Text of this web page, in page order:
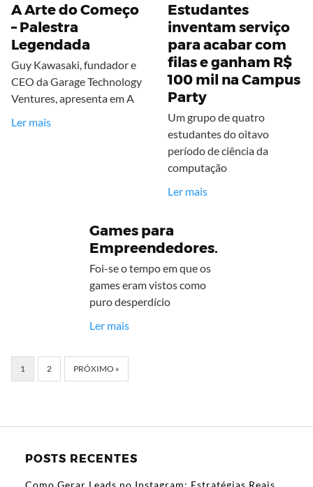
A Arte do Começo
– Palestra
Legendada
Guy Kawasaki, fundador e
CEO da Garage Technology
Ventures, apresenta em A
Ler mais
Estudantes
inventam serviço
para acabar com
filas e ganham R$
100 mil na Campus
Party
Um grupo de quatro
estudantes do oitavo
período de ciência da
computação
Ler mais
Games para
Empreendedores.
Foi-se o tempo em que os
games eram vistos como
puro desperdício
Ler mais
1 2 PRÓXIMO »
POSTS RECENTES
Como Gerar Leads no Instagram: Estratégias Reais